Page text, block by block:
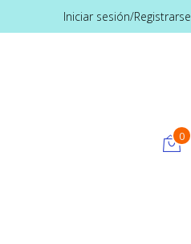
Iniciar sesión/Registrarse
0